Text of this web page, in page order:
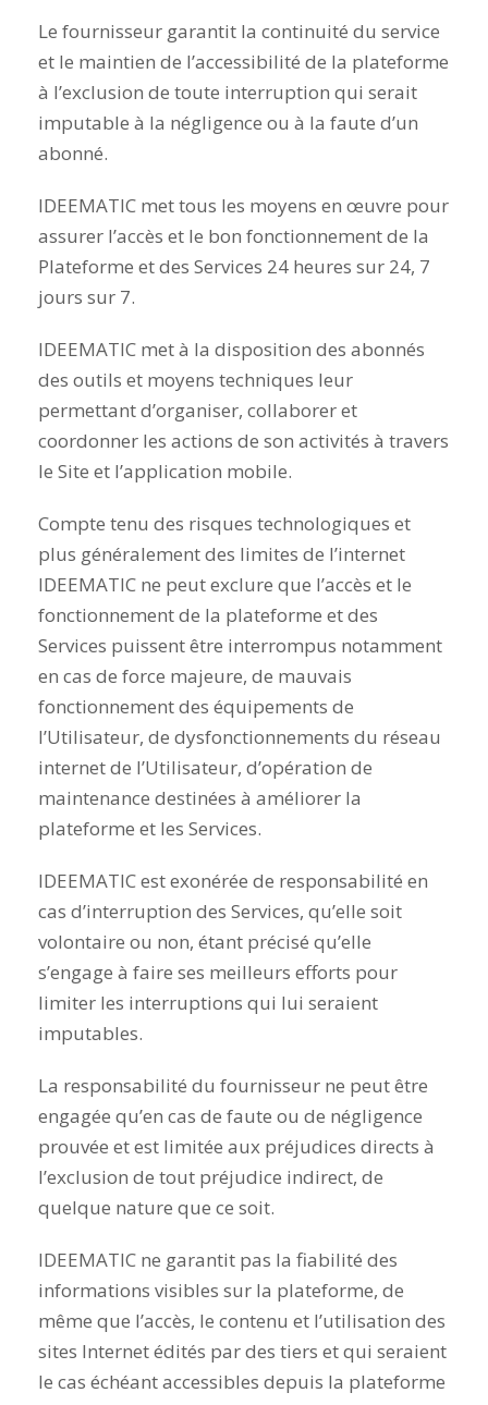
Le fournisseur garantit la continuité du service
et le maintien de l’accessibilité de la plateforme
à l’exclusion de toute interruption qui serait
imputable à la négligence ou à la faute d’un
abonné.
IDEEMATIC met tous les moyens en œuvre pour
assurer l’accès et le bon fonctionnement de la
Plateforme et des Services 24 heures sur 24, 7
jours sur 7.
IDEEMATIC met à la disposition des abonnés
des outils et moyens techniques leur
permettant d’organiser, collaborer et
coordonner les actions de son activités à travers
le Site et l’application mobile.
Compte tenu des risques technologiques et
plus généralement des limites de l’internet
IDEEMATIC ne peut exclure que l’accès et le
fonctionnement de la plateforme et des
Services puissent être interrompus notamment
en cas de force majeure, de mauvais
fonctionnement des équipements de
l’Utilisateur, de dysfonctionnements du réseau
internet de l’Utilisateur, d’opération de
maintenance destinées à améliorer la
plateforme et les Services.
IDEEMATIC est exonérée de responsabilité en
cas d’interruption des Services, qu’elle soit
volontaire ou non, étant précisé qu’elle
s’engage à faire ses meilleurs efforts pour
limiter les interruptions qui lui seraient
imputables.
La responsabilité du fournisseur ne peut être
engagée qu’en cas de faute ou de négligence
prouvée et est limitée aux préjudices directs à
l’exclusion de tout préjudice indirect, de
quelque nature que ce soit.
IDEEMATIC ne garantit pas la fiabilité des
informations visibles sur la plateforme, de
même que l’accès, le contenu et l’utilisation des
sites Internet édités par des tiers et qui seraient
le cas échéant accessibles depuis la plateforme